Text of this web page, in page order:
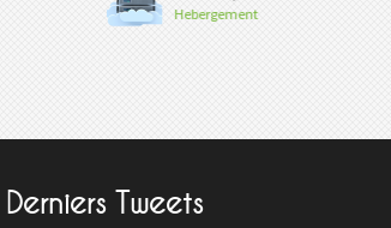
Derniers Tweets